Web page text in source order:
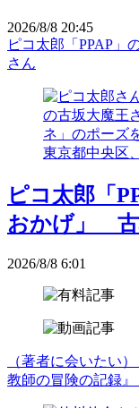
2026/8/8 20:45
ピコ太郎「PPAP
さん
ピコ太郎「
おかげ」 古
2026/8/8 6:01
（著者に会いたい
教師の冒険の記録